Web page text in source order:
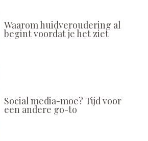
Waarom huidveroudering al
begint voordat je het ziet
Social media-moe? Tijd voor
een andere go-to